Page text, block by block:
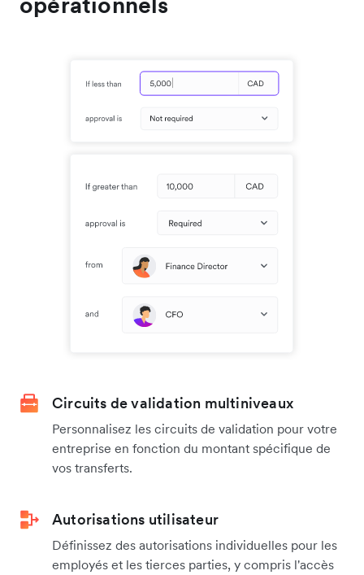
Circuits de validation multiniveaux
Personnalisez les circuits de validation pour votre
entreprise en fonction du montant spécifique de
vos transferts.
Autorisations utilisateur
Définissez des autorisations individuelles pour les
employés et les tierces parties, y compris l'accès